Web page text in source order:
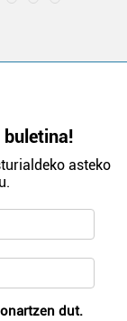
buletina!
asteko
dut.